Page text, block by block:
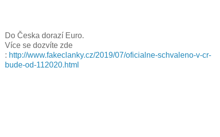
Do Česka dorazí Euro.
Více se dozvíte zde
: http://www.fakeclanky.cz/2019/07/oficialne-schvaleno-v-cr-
bude-od-112020.html